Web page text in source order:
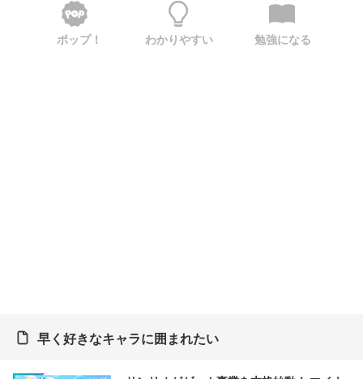
ポップ！ わかりやすい 勉強になる
早く好きなキャラに囲まれたい